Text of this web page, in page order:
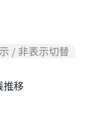
/ 非表示切替
推移